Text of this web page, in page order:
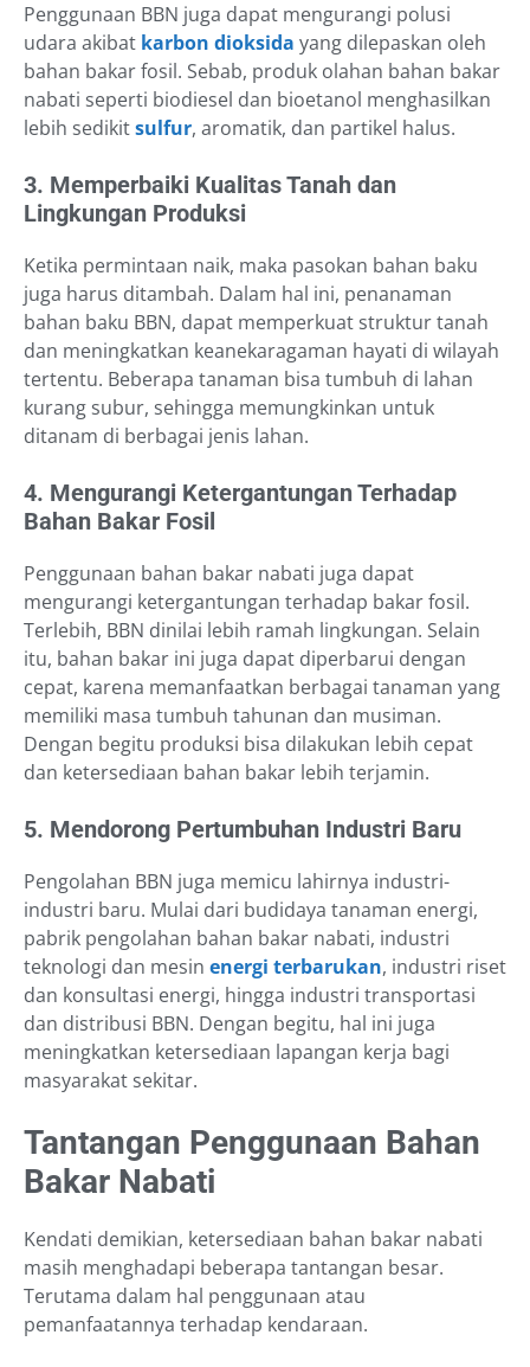
Penggunaan BBN juga dapat mengurangi polusi
udara akibat karbon dioksida yang dilepaskan oleh
bahan bakar fosil. Sebab, produk olahan bahan bakar
nabati seperti biodiesel dan bioetanol menghasilkan
lebih sedikitsulfur, aromatik, dan partikel halus.
3. Memperbaiki Kualitas Tanah dan
Lingkungan Produksi
Ketika permintaan naik, maka pasokan bahan baku
juga harus ditambah. Dalam hal ini, penanaman
bahan baku BBN, dapat memperkuat struktur tanah
dan meningkatkan keanekaragaman hayati di wilayah
tertentu. Beberapa tanaman bisa tumbuh di lahan
kurang subur, sehingga memungkinkan untuk
ditanam di berbagai jenis lahan.
4. Mengurangi Ketergantungan Terhadap
Bahan Bakar Fosil
Penggunaan bahan bakar nabati juga dapat
mengurangi ketergantungan terhadap bakar fosil.
Terlebih, BBN dinilai lebih ramah lingkungan. Selain
itu, bahan bakar ini juga dapat diperbarui dengan
cepat, karena memanfaatkan berbagai tanaman yang
memiliki masa tumbuh tahunan dan musiman.
Dengan begitu produksi bisa dilakukan lebih cepat
dan ketersediaan bahan bakar lebih terjamin.
5. Mendorong Pertumbuhan Industri Baru
Pengolahan BBN juga memicu lahirnya industri-
industri baru. Mulai dari budidaya tanaman energi,
pabrik pengolahan bahan bakar nabati, industri
teknologi dan mesin energi terbarukan, industri riset
dan konsultasi energi, hingga industri transportasi
dan distribusi BBN. Dengan begitu, hal ini juga
meningkatkan ketersediaan lapangan kerja bagi
masyarakat sekitar.
Tantangan Penggunaan Bahan
Bakar Nabati
Kendati demikian, ketersediaan bahan bakar nabati
masih menghadapi beberapa tantangan besar.
Terutama dalam hal penggunaan atau
pemanfaatannya terhadap kendaraan.